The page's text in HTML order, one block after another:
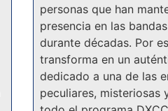
personas que han
presencia en las
durante décadas. Por
transforma en un
dedicado a una de las
peculiares, misteriosas